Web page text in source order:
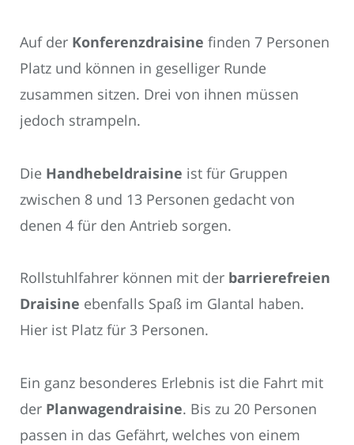
Auf der Konferenzdraisine finden 7 Personen
Platz und können in geselliger Runde
zusammen sitzen. Drei von ihnen müssen
jedoch strampeln.
Die Handhebeldraisine ist für Gruppen
zwischen 8 und 13 Personen gedacht von
denen 4 für den Antrieb sorgen.
Rollstuhlfahrer können mit der barrierefreien
Draisine ebenfalls Spaß im Glantal haben.
Hier ist Platz für 3 Personen.
Ein ganz besonderes Erlebnis ist die Fahrt mit
der Planwagendraisine. Bis zu 20 Personen
passen in das Gefährt, welches von einem